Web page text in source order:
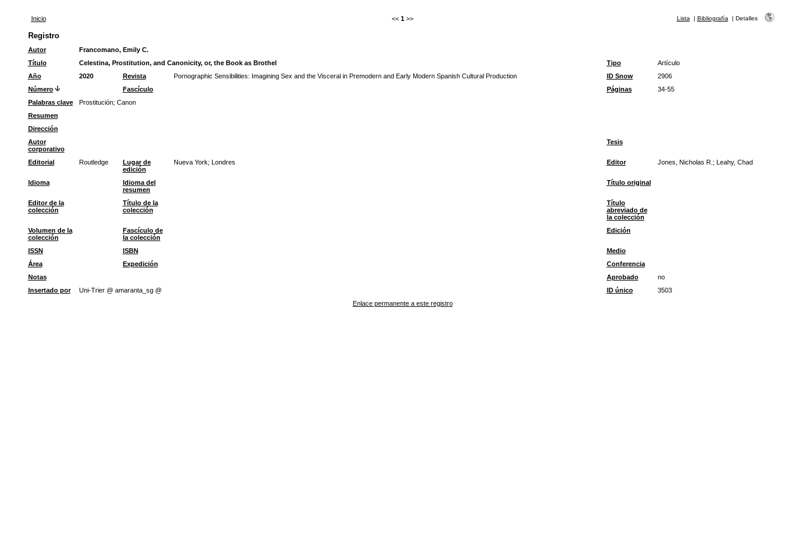
Inicio << 1 >> Lista | Bibliografía | Detalles
Registro
Autor
Francomano, Emily C.
Título
Celestina, Prostitution, and Canonicity, or, the Book as Brothel Tipo
Artículo
Año
2020 Revista Pornographic Sensibilities: Imagining Sex and the Visceral in Premodern and Early Modern Spanish Cultural Production ID Snow
2906
Número
Fascículo Páginas
34-55
Palabras clave
Prostitución; Canon
Resumen
Dirección
Autor
corporativo
Tesis
Editorial Routledge
Lugar de
edición
Nueva York; Londres Editor Jones, Nicholas R.; Leahy, Chad
Idioma
Idioma del
resumen
Título original
Editor de la
colección
Título de la
colección
Título
abreviado de
la colección
Volumen de la
colección
Fascículo de
la colección
Edición
ISSN ISBN
Medio
Área
Expedición
Conferencia
Notas
Aprobado
no
Insertado por
Uni-Trier @ amaranta_sg @ ID único
3503
Enlace permanente a este registro